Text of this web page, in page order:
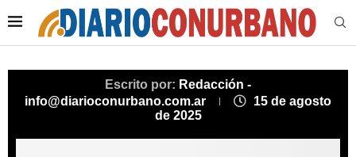
Escrito por: Redacción -
info@diarioconurbano.com.ar
15 de agosto
de 2025